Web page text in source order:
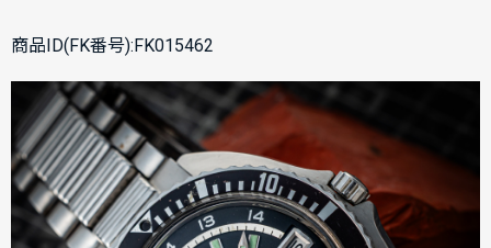
商品ID(FK番号):FK015462